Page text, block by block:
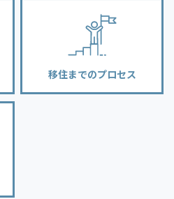
移住までのプロセス